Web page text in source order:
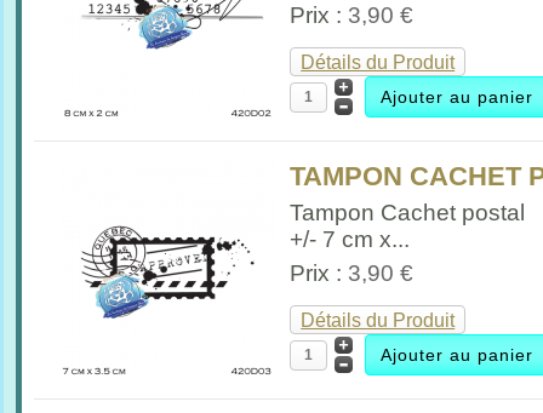
Prix : 3,90 €
Détails du Produit
TAMPON CACHET
Tampon Cachet postal
+/- 7 cm x...
Prix : 3,90 €
Détails du Produit